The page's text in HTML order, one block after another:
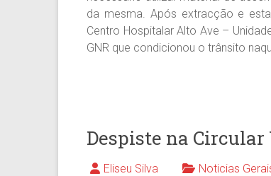
da mesma. Após extracção e
Centro Hospitalar Alto Ave –
GNR que condicionou o trânsito
Despiste na
Eliseu Silva Noticias